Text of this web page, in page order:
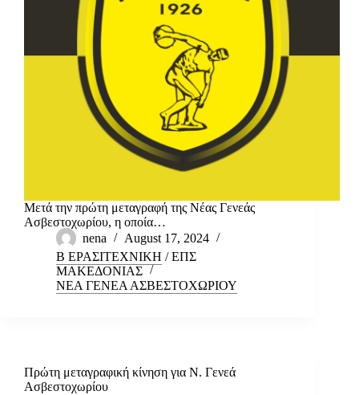
Μετά την πρώτη μεταγραφή της Νέας Γενεάς
Ασβεστοχωρίου, η οποία…
nena
August 17, 2024
Β ΕΡΑΣΙΤΕΧΝΙΚΗ /ΕΠΣ
ΜΑΚΕΔΟΝΙΑΣ
ΝΕΑ ΓΕΝΕΑ ΑΣΒΕΣΤΟΧΩΡΙΟΥ
Πρώτη μεταγραφική κίνηση για Ν. Γενεά
Ασβεστοχωρίου